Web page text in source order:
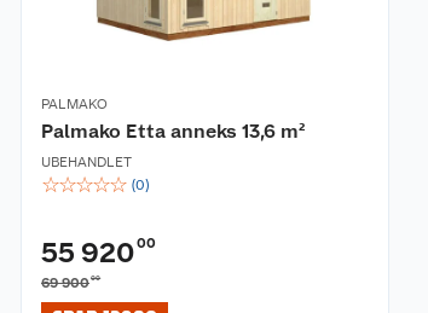
PALMAKO
Palmako Etta anneks 13,6 m²
UBEHANDLET
☆☆☆☆☆ (0)
55 92000
69 90000